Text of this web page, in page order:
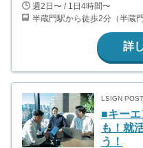
週2日〜 / 1日4時間〜
詳
LSIGN
■キー
も！就
う！